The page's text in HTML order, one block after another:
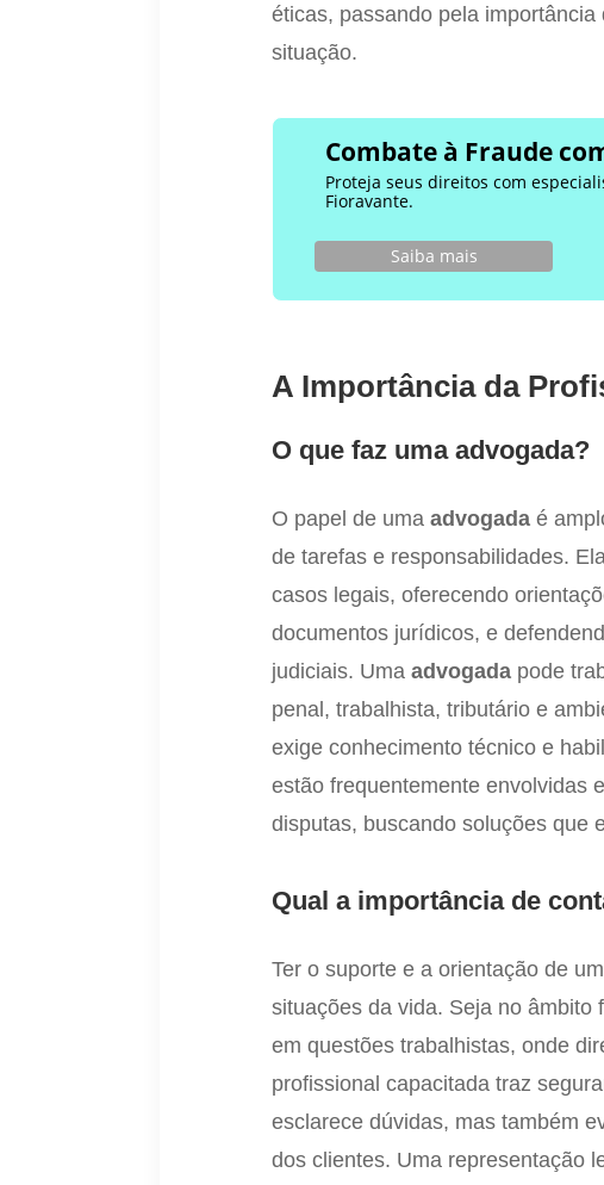
éticas, passando pela
situação.
Combate à Fraude
Proteja seus direitos com
Fioravante.
Saiba mais
A Importância da
O que faz uma advogada?
O papel de umaadvogada é
de tarefas e responsabilidades.
casos legais, oferecendo
documentos jurídicos, e
judiciais. Umaadvogada pode
penal, trabalhista, tributário e
exige conhecimento técnico e
estão frequentemente envolvidas
disputas, buscando soluções que
Qual a importância de
Ter o suporte e a orientação de
situações da vida. Seja no âmbito
em questões trabalhistas, onde
profissional capacitada traz
esclarece dúvidas, mas também
dos clientes. Uma representação